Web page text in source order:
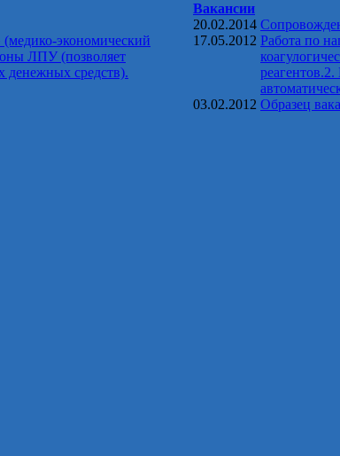
(медико-экономический
ЛПУ (позволяет
денежных средств).
Вакансии
20.02.2014
17.05.2012 Работа по
03.02.2012 Образец